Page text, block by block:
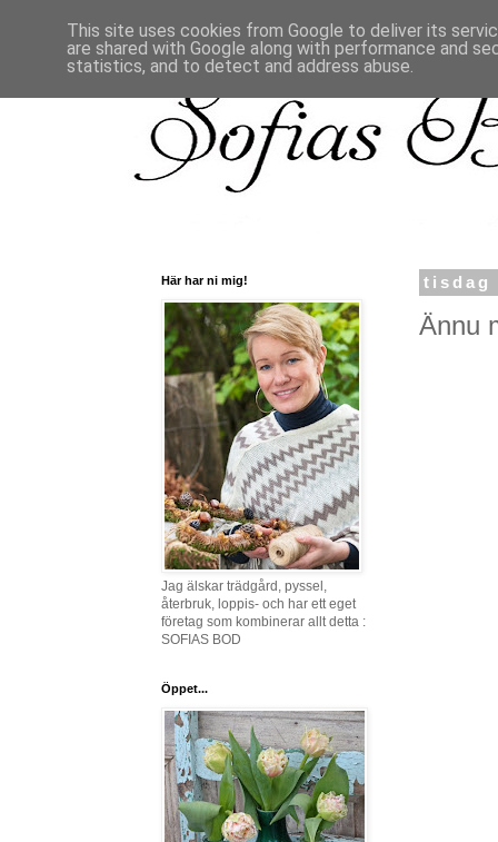
tisdag
Ännu
Här har ni mig!
Jag älskar trädgård, pyssel,
återbruk, loppis- och har ett eget
företag som kombinerar allt detta :
SOFIAS BOD
Öppet...
This site uses cookies from Google to deliver its
are shared with Google along with performance and
statistics, and to detect and address abuse.